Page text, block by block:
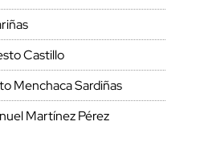
Castillo
Menchaca Sardiñas
Martínez Pérez